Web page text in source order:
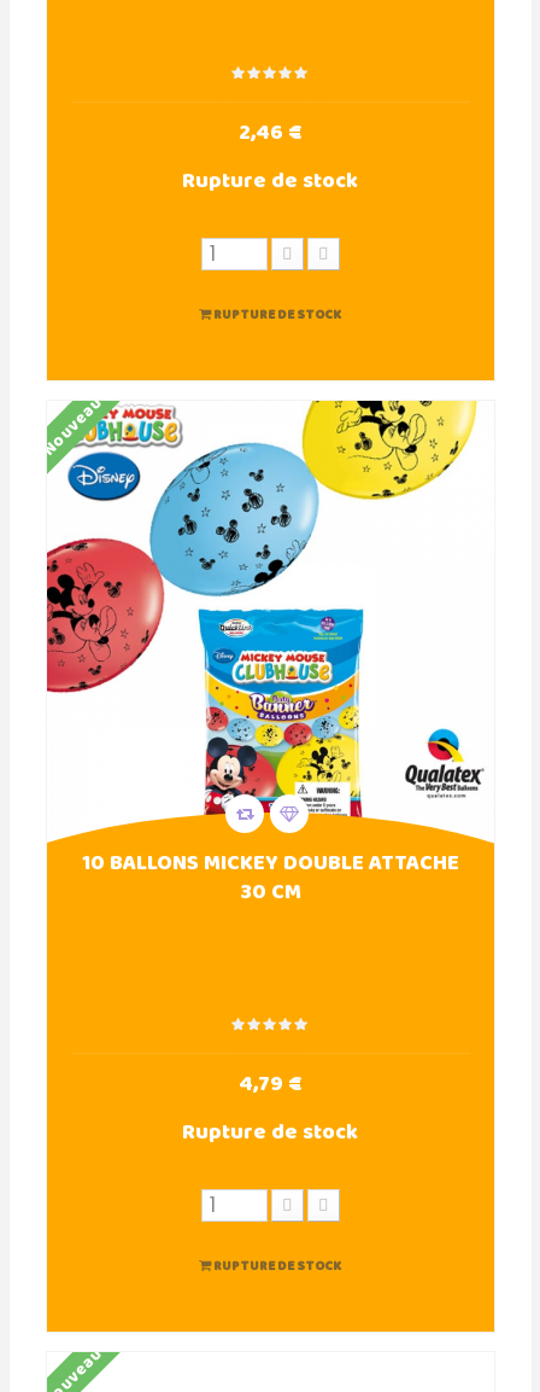
2,46 €
Rupture de stock
RUPTURE DE STOCK
Nouveau
10 BALLONS MICKEY DOUBLE ATTACHE
30 CM
4,79 €
Rupture de stock
RUPTURE DE STOCK